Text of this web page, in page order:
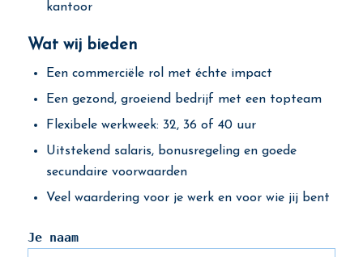
kantoor
Wat wij bieden
Een commerciële rol met échte impact
Een gezond, groeiend bedrijf met een topteam
Flexibele werkweek: 32, 36 of 40 uur
Uitstekend salaris, bonusregeling en goede
secundaire voorwaarden
Veel waardering voor je werk en voor wie jij bent
Je naam